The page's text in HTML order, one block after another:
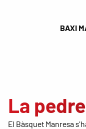
BAXI
La
El Bàsquet Manresa